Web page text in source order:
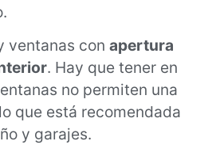
ventanas con apertura
. Hay que tener en
no permiten una
que está recomendada
y garajes.